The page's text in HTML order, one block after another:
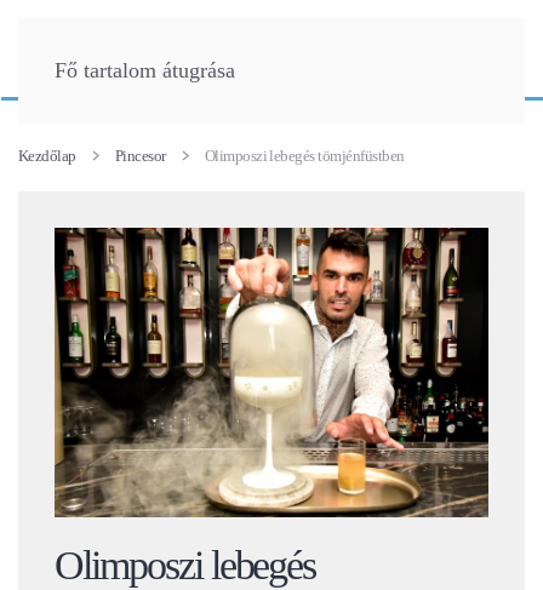
Fő tartalom átugrása
Kezdőlap Pincesor Olimposzi lebegés tömjénfüstben
Olimposzi lebegés